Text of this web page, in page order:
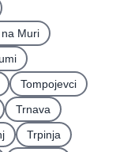
Muri
Tompojevci
Trnava
Trpinja